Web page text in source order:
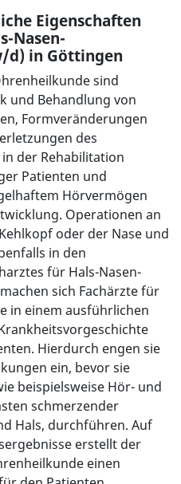
Eigenschaften
Nasen-
d) in Göttingen
sind
und Behandlung von
Formveränderungen
des
der Rehabilitation
Patienten und
Hörvermögen
Operationen an
oder der Nase und
in den
für Hals-Nasen-
sich Fachärzte für
in einem ausführlichen
Hierdurch engen sie
ein, bevor sie
beispielsweise Hör- und
schmerzender
Hals, durchführen. Auf
erstellt der
einen